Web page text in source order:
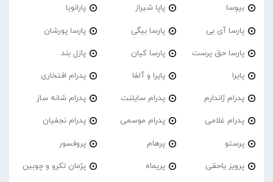
بیوسا پاپا شیراز پارانویا
پارسا آی بی پارسا بیگی پارسا پورشان
پارسا حق پرست پارسا کیان پازل بند
پایرا پایرا و آلفا پدرام افتخاری
پدرام ژاندارم پدرام‌ سایلنت پدرام شانه ساز
پدرام غلامی پدرام موسمی پدرام نجفیان
پرستو پرهام پروفسور
پرویز یاحقی پریماه پژمان تکرو و چوبین